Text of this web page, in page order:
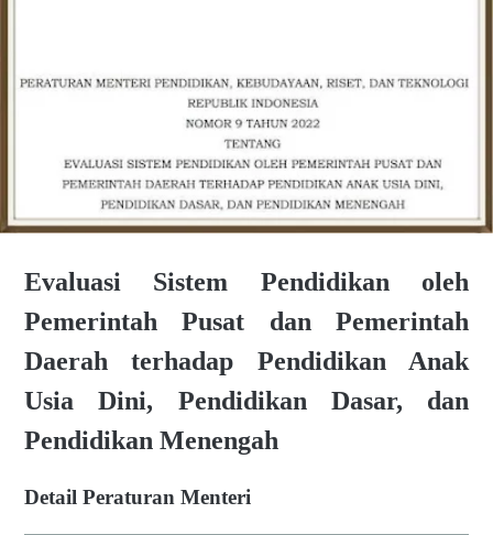
Evaluasi Sistem Pendidikan oleh
Pemerintah Pusat dan Pemerintah
Daerah terhadap Pendidikan Anak
Usia Dini, Pendidikan Dasar, dan
Pendidikan Menengah
Detail Peraturan Menteri